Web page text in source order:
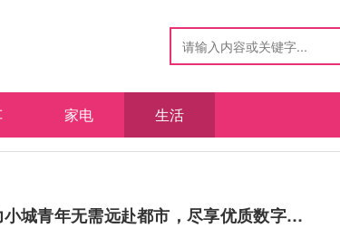
家电 生活
重构县域职业新格局，灵帧启首助力小城青年无需远赴都市，尽享优质数字事业